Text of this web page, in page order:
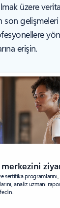
üzere
gelişmeleri
erişin.
merkezini
sertifika
analiz uzmanı